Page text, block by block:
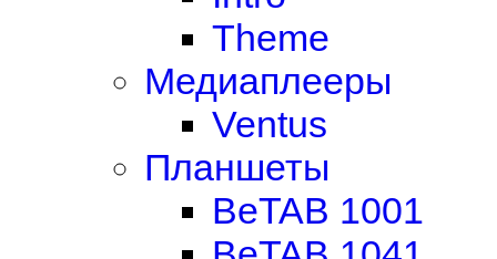
Theme
Медиаплееры
Ventus
Планшеты
BeTAB 1001